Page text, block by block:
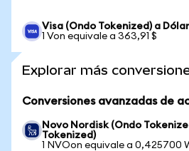
Visa (Ondo Tokenized) a
1 Von equivale a 363,91 $
Explorar más
Conversiones avanzadas de
Novo Nordisk (Ondo
Tokenized)
1 NVOon equivale a 0,425700